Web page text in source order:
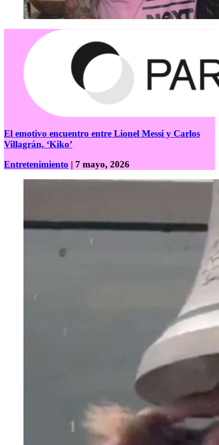
El emotivo encuentro entre Lionel Messi y Carlos
Villagrán, ‘Kiko’
Entretenimiento | 7 mayo, 2026